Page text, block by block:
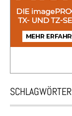
SCHLAGWÖRTER